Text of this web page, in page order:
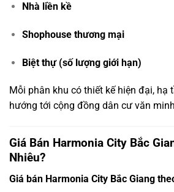
Nhà liền kề
Shophouse thương mại
Biệt thự (số lượng giới hạn)
Mỗi phân khu có thiết kế hiện đại, hạ
hướng tới cộng đồng dân cư văn
Giá Bán Harmonia City Bắc
Nhiêu?
Giá bán Harmonia City Bắc Giang